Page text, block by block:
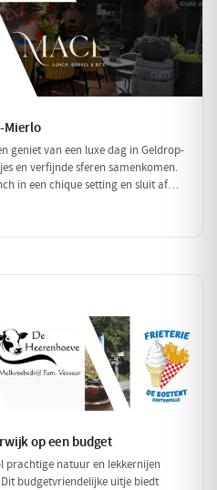
Mierlo
geniet van een luxe dag in Geldrop-
en verfijnde sferen samenkomen.
in een chique setting en sluit af
door de prachtige omgeving!
op een budget
prachtige natuur en lekkernijen
budgetvriendelijke uitje biedt